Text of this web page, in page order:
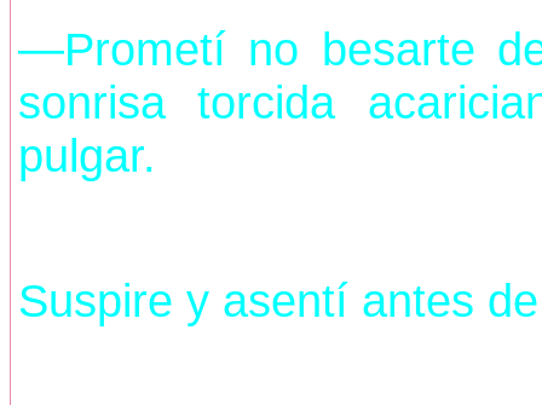
—Prometí no besarte
sonrisa torcida
pulgar.
Suspire y asentí antes